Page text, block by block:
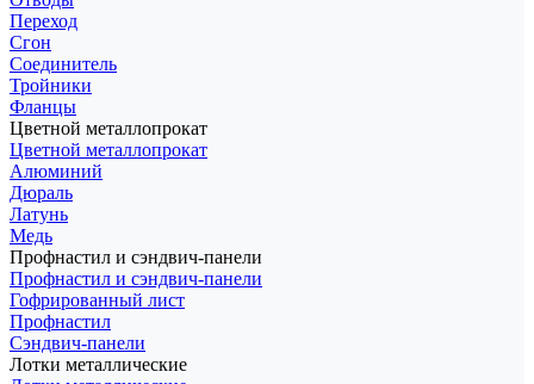
Переход
Сгон
Соединитель
Тройники
Фланцы
Цветной металлопрокат
Цветной металлопрокат
Алюминий
Дюраль
Латунь
Медь
Профнастил и сэндвич-панели
Профнастил и сэндвич-панели
Гофрированный лист
Профнастил
Сэндвич-панели
Лотки металлические